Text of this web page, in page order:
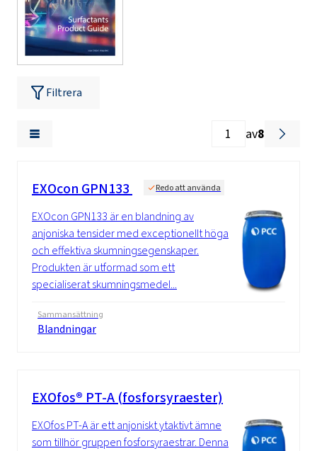
Filtrera
av8
EXOcon GPN133 Redo att använda
EXOcon GPN133 är en blandning av
anjoniska tensider med exceptionellt höga
och effektiva skumningsegenskaper.
Produkten är utformad som ett
specialiserat skumningsmedel...
Sammansättning
Blandningar
EXOfos® PT-A (fosforsyraester)
EXOfos PT-A är ett anjoniskt ytaktivt ämne
som tillhör gruppen fosforsyraestrar. Denna